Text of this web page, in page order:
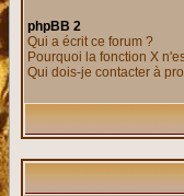
phpBB 2
Qui a écrit ce forum ?
Pourquoi la fonction X
Qui dois-je contacter à